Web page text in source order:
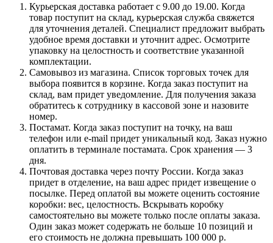
Курьерская доставка работает с 9.00 до 19.00. Когда
товар поступит на склад, курьерская служба свяжется
для уточнения деталей. Специалист предложит выбрать
удобное время доставки и уточнит адрес. Осмотрите
упаковку на целостность и соответствие указанной
комплектации.
Самовывоз из магазина. Список торговых точек для
выбора появится в корзине. Когда заказ поступит на
склад, вам придет уведомление. Для получения заказа
обратитесь к сотруднику в кассовой зоне и назовите
номер.
Постамат. Когда заказ поступит на точку, на ваш
телефон или e-mail придет уникальный код. Заказ нужно
оплатить в терминале постамата. Срок хранения — 3
дня.
Почтовая доставка через почту России. Когда заказ
придет в отделение, на ваш адрес придет извещение о
посылке. Перед оплатой вы можете оценить состояние
коробки: вес, целостность. Вскрывать коробку
самостоятельно вы можете только после оплаты заказа.
Один заказ может содержать не больше 10 позиций и
его стоимость не должна превышать 100 000 р.